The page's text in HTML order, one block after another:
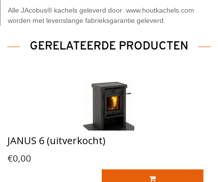
Alle JAcobus® kachels geleverd door www.houtkachels.com
worden met levenslange fabrieksgarantie geleverd.
GERELATEERDE PRODUCTEN
JANUS 6 (uitverkocht)
€0,00